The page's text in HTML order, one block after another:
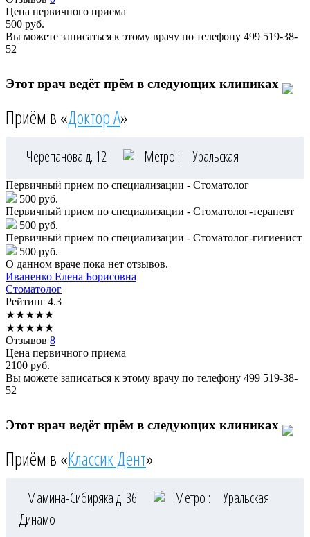
Цена первичного приема
500 руб.
Вы можете записаться к этому врачу по телефону 499 519-38-
52
Этот врач ведёт прём в следующих клиниках
Приём в «Доктор А»
Черепанова д. 12 Метро : Уральская
Первичный прием по специализации - Стоматолог
500 руб.
Первичный прием по специализации - Стоматолог-терапевт
500 руб.
Первичный прием по специализации - Стоматолог-гигиенист
500 руб.
О данном враче пока нет отзывов.
Иваненко Елена Борисовна
Стоматолог
Рейтинг 4.3
★★★★★
★★★★★
Отзывов 8
Цена первичного приема
2100 руб.
Вы можете записаться к этому врачу по телефону 499 519-38-
52
Этот врач ведёт прём в следующих клиниках
Приём в «Классик Дент»
Мамина-Сибиряка д. 36 Метро :
Уральская
Динамо